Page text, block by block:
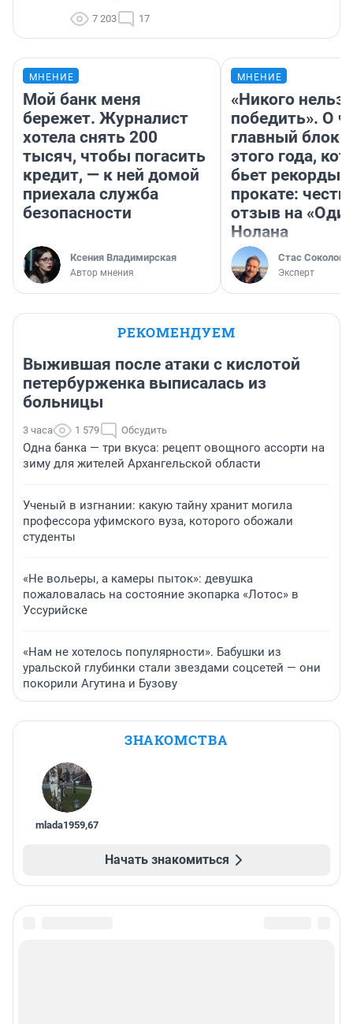
7 203 17
МНЕНИЕ
Мой банк меня
бережет. Журналист
хотела снять 200
тысяч, чтобы погасить
кредит, — к ней домой
приехала служба
безопасности
Ксения Владимирская
Автор мнения
МНЕНИЕ
«Никого нельзя
победить». О
главный
этого года,
бьет рекорды в
прокате:
отзыв на
Нолана
Стас Соколов
Эксперт
РЕКОМЕНДУЕМ
Выжившая после атаки с кислотой
петербурженка выписалась из
больницы
3 часа 1 579 Обсудить
Одна банка — три вкуса: рецепт овощного ассорти на
зиму для жителей Архангельской области
Ученый в изгнании: какую тайну хранит могила
профессора уфимского вуза, которого обожали
студенты
«Не вольеры, а камеры пыток»: девушка
пожаловалась на состояние экопарка «Лотос» в
Уссурийске
«Нам не хотелось популярности». Бабушки из
уральской глубинки стали звездами соцсетей — они
покорили Агутина и Бузову
ЗНАКОМСТВА
mlada1959,67
Начать знакомиться